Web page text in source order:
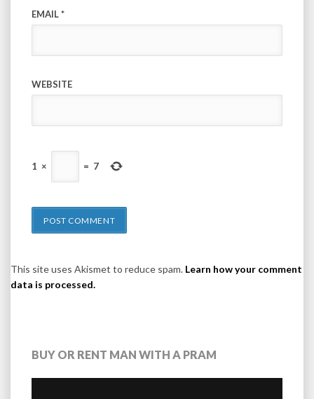
EMAIL*
WEBSITE
1 × = 7
This site uses Akismet to reduce spam. Learn how your comment
data is processed.
BUY OR RENT MAN WITH A PRAM